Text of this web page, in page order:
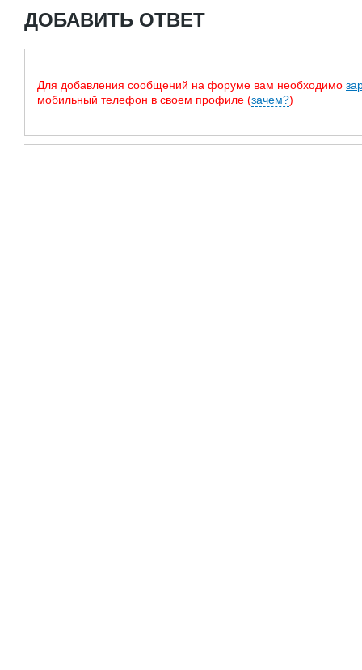
ДОБАВИТЬ ОТВЕТ
Для добавления сообщений на форуме вам необходимо
мобильный телефон в своем профиле (зачем?)